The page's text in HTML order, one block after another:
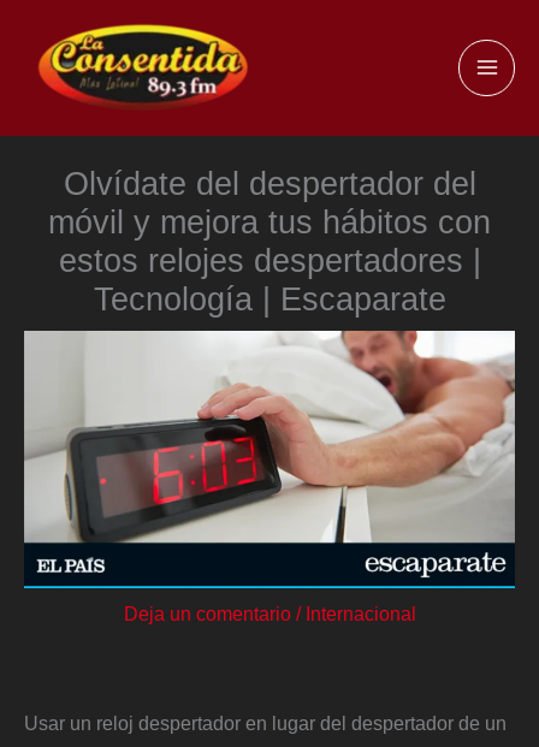
contenido
Olvídate del despertador del
móvil y mejora tus hábitos con
estos relojes despertadores |
Tecnología | Escaparate
Deja un comentario / Internacional
Usar un reloj despertador en lugar del despertador de un